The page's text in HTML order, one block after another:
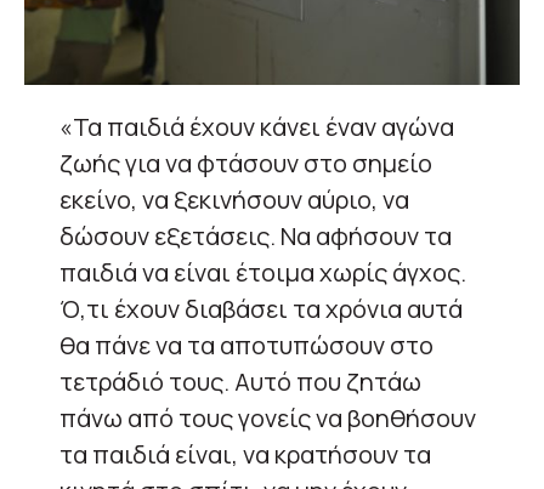
«Τα παιδιά έχουν κάνει έναν αγώνα
ζωής για να φτάσουν στο σημείο
εκείνο, να ξεκινήσουν αύριο, να
δώσουν εξετάσεις. Να αφήσουν τα
παιδιά να είναι έτοιμα χωρίς άγχος.
Ό,τι έχουν διαβάσει τα χρόνια αυτά
θα πάνε να τα αποτυπώσουν στο
τετράδιό τους. Αυτό που ζητάω
πάνω από τους γονείς να βοηθήσουν
τα παιδιά είναι, να κρατήσουν τα